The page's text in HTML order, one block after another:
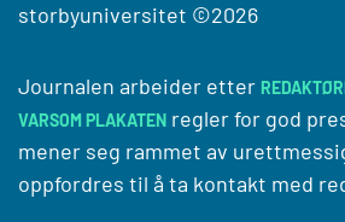
storbyuniversitet ©2026
Journalen arbeider etter
VARSOM PLAKATEN regler for god
mener seg rammet av
oppfordres til å ta kontakt med